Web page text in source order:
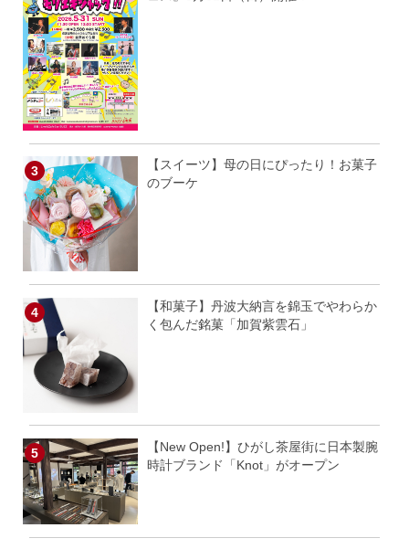
【スイーツ】母の日にぴったり！お菓子
のブーケ
【和菓子】丹波大納言を錦玉でやわらか
く包んだ銘菓「加賀紫雲石」
【New Open!】ひがし茶屋街に日本製腕
時計ブランド「Knot」がオープン